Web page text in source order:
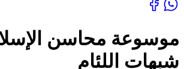
موسوعة محاسن
شبهات اللئام